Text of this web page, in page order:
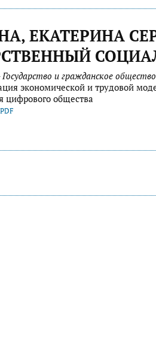
ЕКАТЕРИНА
Государство и гражданское
экономической и трудовой
цифрового общества
PDF